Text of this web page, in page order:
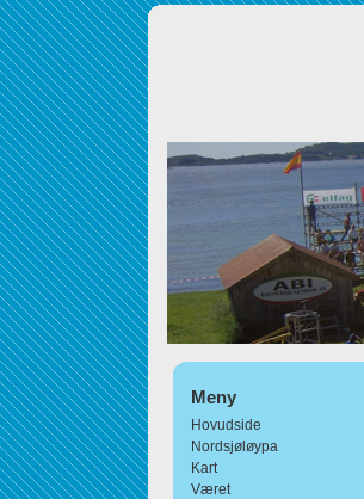
Meny
Hovudside
Nordsjøløypa
Kart
Været